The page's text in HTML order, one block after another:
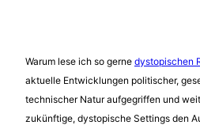
Warum lese ich so gerne dystopischen
aktuelle Entwicklungen politischer,
technischer Natur aufgegriffen und
zukünftige, dystopische Settings den